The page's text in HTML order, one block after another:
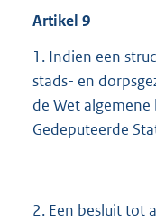
Artikel 9
1. Indien een
stads- en
de Wet
Gedeputeerde
2. Een besluit tot